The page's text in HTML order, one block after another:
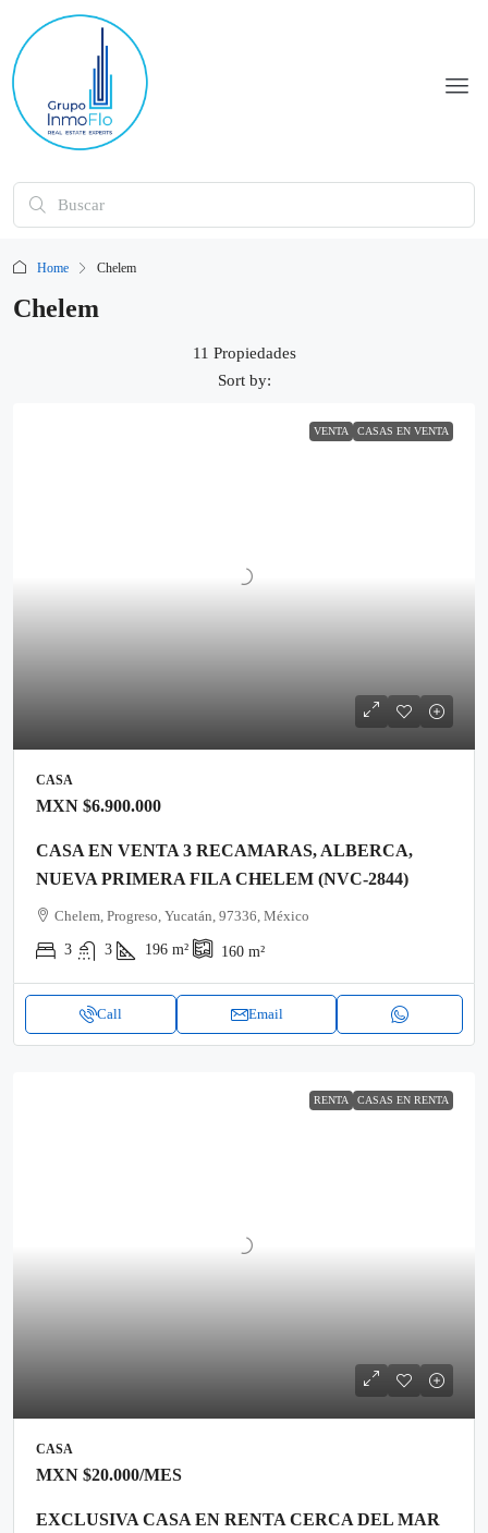
Home Chelem
Chelem
11 Propiedades
Sort by:
VENTA CASAS EN VENTA
CASA
MXN $6.900.000
CASA EN VENTA 3 RECAMARAS, ALBERCA,
NUEVA PRIMERA FILA CHELEM (NVC-2844)
Chelem, Progreso, Yucatán, 97336, México
3 3 196 m² 160 m²
Call Email
RENTA CASAS EN RENTA
CASA
MXN $20.000/MES
EXCLUSIVA CASA EN RENTA CERCA DEL MAR